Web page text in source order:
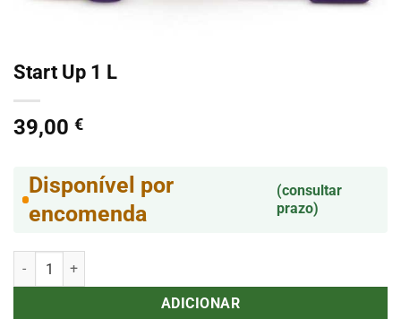
Start Up 1 L
39,00 €
Disponível por
encomenda
(consultar
prazo)
Quantidade de Start Up 1 L
ADICIONAR